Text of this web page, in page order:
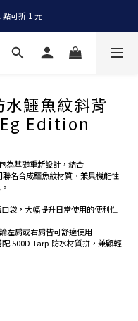
即享免運
可折 1 元
即享免運
鱷魚紋斜背
Edition
為基礎重新設計，結合
聯名合成鱷魚紋材質，兼具機能性
袋，大幅提升日常使用的便利性
左肩或右肩皆可舒適使用
配 500D Tarp 防水材質拼，兼顧輕